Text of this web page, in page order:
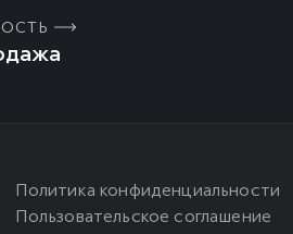
Политика конфиденциальности
Пользовательское соглашение